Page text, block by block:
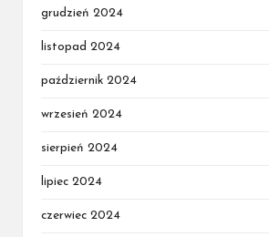
grudzień 2024
listopad 2024
październik 2024
wrzesień 2024
sierpień 2024
lipiec 2024
czerwiec 2024